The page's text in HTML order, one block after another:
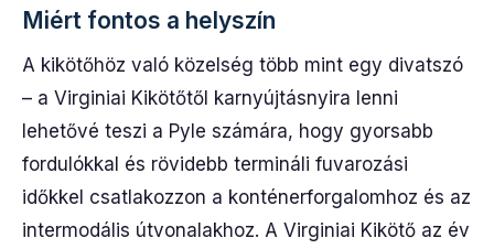
Miért fontos a helyszín
A kikötőhöz való közelség több mint egy divatszó
– a Virginiai Kikötőtől karnyújtásnyira lenni
lehetővé teszi a Pyle számára, hogy gyorsabb
fordulókkal és rövidebb termináli fuvarozási
időkkel csatlakozzon a konténerforgalomhoz és az
intermodális útvonalakhoz. A Virginiai Kikötő az év